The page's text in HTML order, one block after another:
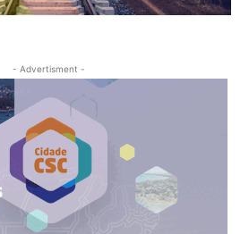
- Advertisment -